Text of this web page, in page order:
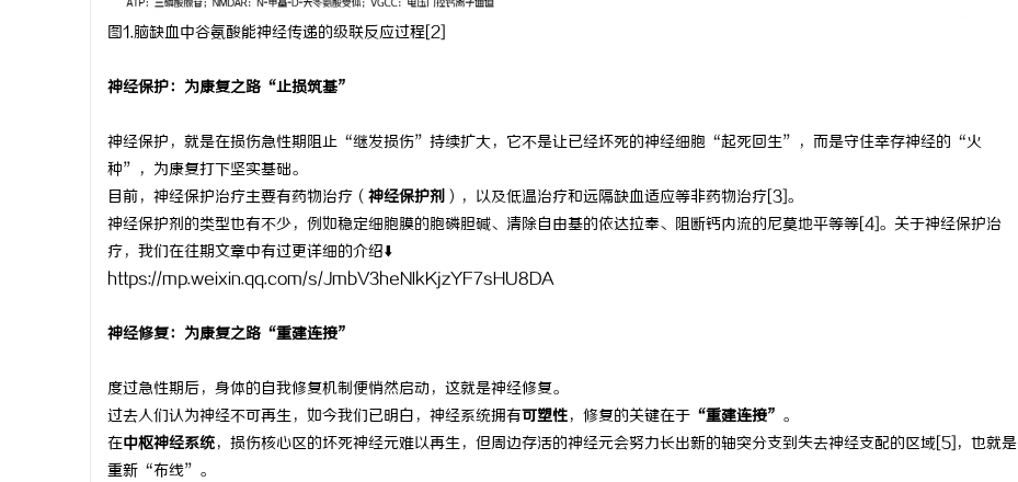
图1.脑缺血中谷氨酸能神经传递的级联反应过程[2]
神经保护：为康复之路“止损筑基”
神经保护，就是在损伤急性期阻止“继发损伤”持续扩大，它不是让已经坏死的神经细胞“起死回生”，而是守住幸存神经的“火
种”，为康复打下坚实基础。
目前，神经保护治疗主要有药物治疗（ 神经保护剂 ），以及低温治疗和远隔缺血适应等非药物治疗[3]。
神经保护剂的类型也有不少，例如稳定细胞膜的胞磷胆碱、清除自由基的依达拉奉、阻断钙内流的尼莫地平等等[4]。关于神经保护治
疗，我们在往期文章中有过更详细的介绍⬇️
https://mp.weixin.qq.com/s/JmbV3heNIkKjzYF7sHU8DA
神经修复：为康复之路“重建连接”
度过急性期后，身体的自我修复机制便悄然启动，这就是神经修复。
过去人们认为神经不可再生，如今我们已明白，神经系统拥有可塑性，修复的关键在于 “重建连接” 。
在中枢神经系统，损伤核心区的坏死神经元难以再生，但周边存活的神经元会努力长出新的轴突分支到失去神经支配的区域[5]，也就是
重新“布线”。